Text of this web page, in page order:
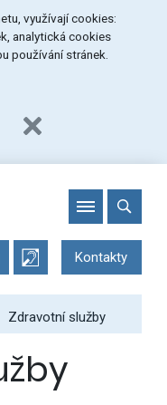
využívají cookies:
analytická cookies
používání stránek.
Kontakty
Zdravotní služby